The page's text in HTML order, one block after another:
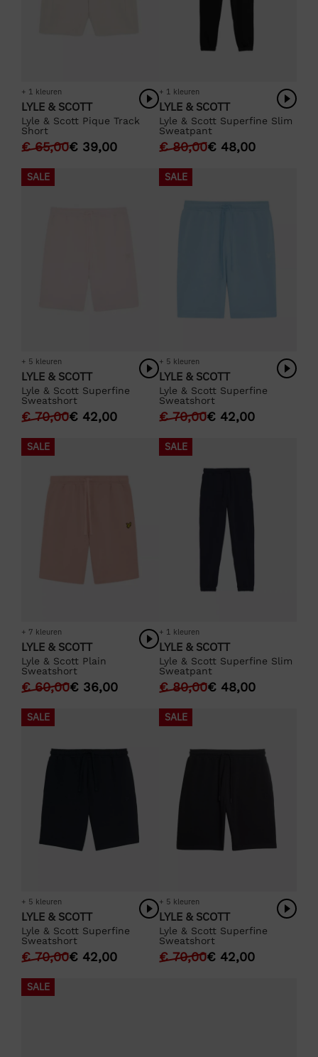
+ 1 kleuren
LYLE & SCOTT
Lyle & Scott Pique Track
Short
€65,00€ 39,00
+ 1 kleuren
LYLE & SCOTT
Lyle & Scott Superfine Slim
Sweatpant
€80,00€ 48,00
SALE
+ 5 kleuren
LYLE & SCOTT
Lyle & Scott Superfine
Sweatshort
€70,00€ 42,00
SALE
+ 5 kleuren
LYLE & SCOTT
Lyle & Scott Superfine
Sweatshort
€70,00€ 42,00
SALE
+ 7 kleuren
LYLE & SCOTT
Lyle & Scott Plain
Sweatshort
€60,00€ 36,00
SALE
+ 1 kleuren
LYLE & SCOTT
Lyle & Scott Superfine Slim
Sweatpant
€80,00€ 48,00
SALE
+ 5 kleuren
LYLE & SCOTT
Lyle & Scott Superfine
Sweatshort
€70,00€ 42,00
SALE
+ 5 kleuren
LYLE & SCOTT
Lyle & Scott Superfine
Sweatshort
€70,00€ 42,00
SALE